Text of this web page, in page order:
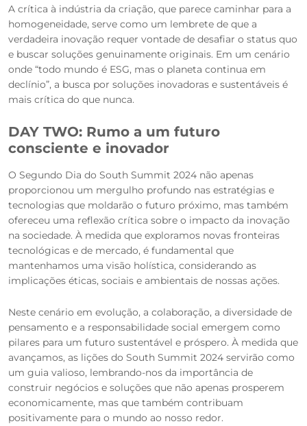
A crítica à indústria da criação, que parece caminhar para a
homogeneidade, serve como um lembrete de que a
verdadeira inovação requer vontade de desafiar o status quo
e buscar soluções genuinamente originais. Em um cenário
onde “todo mundo é ESG, mas o planeta continua em
declínio”, a busca por soluções inovadoras e sustentáveis é
mais crítica do que nunca.
DAY TWO: Rumo a um futuro
consciente e inovador
O Segundo Dia do South Summit 2024 não apenas
proporcionou um mergulho profundo nas estratégias e
tecnologias que moldarão o futuro próximo, mas também
ofereceu uma reflexão crítica sobre o impacto da inovação
na sociedade. À medida que exploramos novas fronteiras
tecnológicas e de mercado, é fundamental que
mantenhamos uma visão holística, considerando as
implicações éticas, sociais e ambientais de nossas ações.
Neste cenário em evolução, a colaboração, a diversidade de
pensamento e a responsabilidade social emergem como
pilares para um futuro sustentável e próspero. À medida que
avançamos, as lições do South Summit 2024 servirão como
um guia valioso, lembrando-nos da importância de
construir negócios e soluções que não apenas prosperem
economicamente, mas que também contribuam
positivamente para o mundo ao nosso redor.